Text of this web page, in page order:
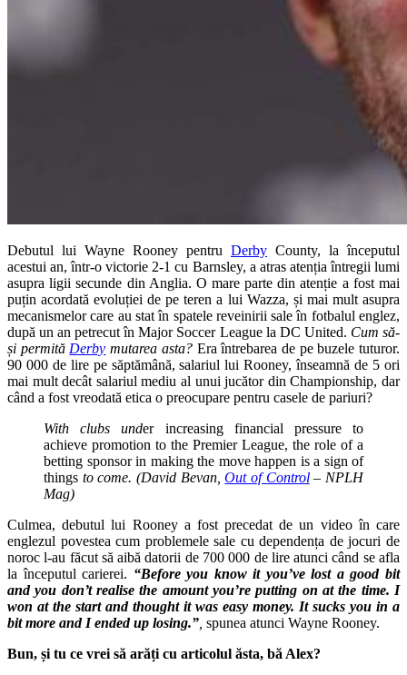
Debutul lui Wayne Rooney pentru Derby County, la începutul
acestui an, într-o victorie 2-1 cu Barnsley, a atras atenția întregii lumi
asupra ligii secunde din Anglia. O mare parte din atenție a fost mai
puțin acordată evoluției de pe teren a lui Wazza, și mai mult asupra
mecanismelor care au stat în spatele reveinirii sale în fotbalul englez,
după un an petrecut în Major Soccer League la DC United. Cum să-
și permită Derby mutarea asta?Era întrebarea de pe buzele tuturor.
90 000 de lire pe săptămână, salariul lui Rooney, înseamnă de 5 ori
mai mult decât salariul mediu al unui jucător din Championship, dar
când a fost vreodată etica o preocupare pentru casele de pariuri?
With clubs under increasing financial pressure to
achieve promotion to the Premier League, the role of a
betting sponsor in making the move happen is a sign of
things to come. (David Bevan,Out of Control– NPLH
Mag)
Culmea, debutul lui Rooney a fost precedat de un video în care
englezul povestea cum problemele sale cu dependența de jocuri de
noroc l-au făcut să aibă datorii de 700 000 de lire atunci când se afla
la începutul carierei. “Before you know it you’ve lost a good bit
and you don’t realise the amount you’re putting on at the time. I
won at the start and thought it was easy money. It sucks you in a
bit more and I ended up losing.” spunea atunci Wayne Rooney.
Bun, și tu ce vrei să arăți cu articolul ăsta, bă Alex?